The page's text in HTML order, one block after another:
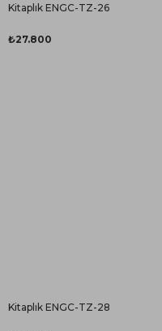
Kitaplık ENGC-TZ-26
₺27.800
Kitaplık ENGC-TZ-28